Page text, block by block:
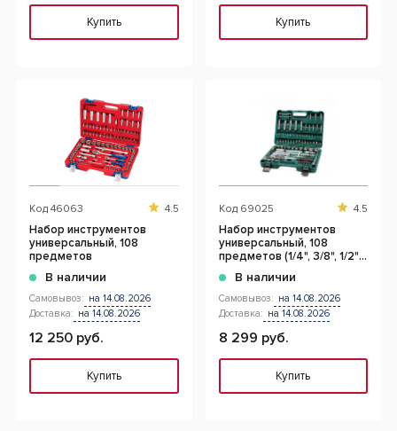
Купить Купить
Код 46063 4.5
Набор инструментов
универсальный, 108
предметов
В наличии
Самовывоз: на 14.08.2026
Доставка: на 14.08.2026
12 250 руб.
Купить
Код 69025 4.5
Набор инструментов
универсальный, 108
предметов (1/4", 3/8", 1/2",
В наличии
Самовывоз: на 14.08.2026
Доставка: на 14.08.2026
8 299 руб.
Купить